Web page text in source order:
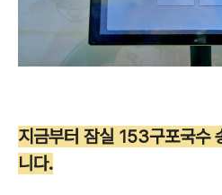
지금부터 잠실 153구포국수
니다.